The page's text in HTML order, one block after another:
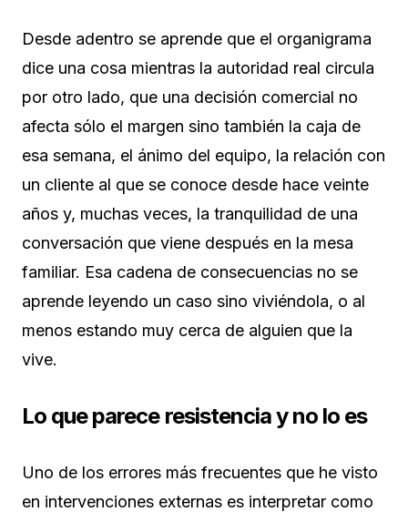
Desde adentro se aprende que el organigrama
dice una cosa mientras la autoridad real circula
por otro lado, que una decisión comercial no
afecta sólo el margen sino también la caja de
esa semana, el ánimo del equipo, la relación con
un cliente al que se conoce desde hace veinte
años y, muchas veces, la tranquilidad de una
conversación que viene después en la mesa
familiar. Esa cadena de consecuencias no se
aprende leyendo un caso sino viviéndola, o al
menos estando muy cerca de alguien que la
vive.
Lo que parece resistencia y no lo es
Uno de los errores más frecuentes que he visto
en intervenciones externas es interpretar como